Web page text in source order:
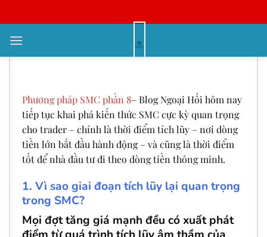
qua
nội
SMC P8 – Làm chủ vùng tích lũy
Phương pháp SMC phần 8–Blog Ngoại Hối hôm nay
tiếp tục khai phá kiến thức SMC cực kỳ quan trọng
cho trader – chính là thời điểm tích lũy – nơi dòng
tiền lớn bắt đầu hành động – và cũng là thời điểm
tốt để nhà đầu tư đi theo dòng tiền thông minh.
1. Vì sao giai đoạn tích lũy lại quan trọng
trong SMC?
Mọi đợt tăng giá mạnh đều có xuất phát